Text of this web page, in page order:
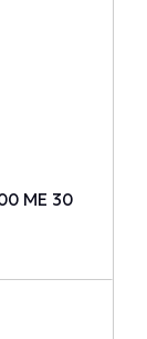
МЕ 30